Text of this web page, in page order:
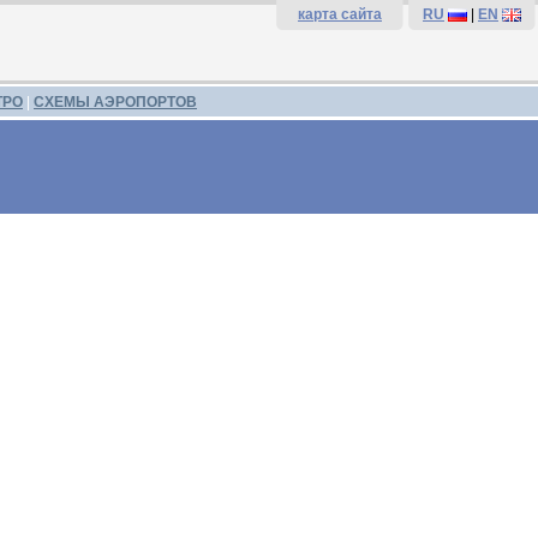
карта сайта RU EN
СХЕМЫ АЭРОПОРТОВ